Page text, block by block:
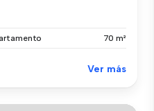
70 m²
Ver más